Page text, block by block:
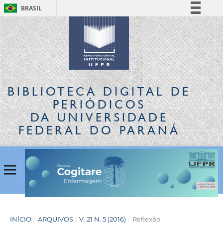
BRASIL
Simplifique!
Comunica BR
Participe
Acesso à informação
Legislação
Canais
BIBLIOTECA DIGITALDE
PERIÓDICOS
DA UNIVERSIDADE
FEDERAL DO PARANÁ
INÍCIO / ARQUIVOS / V. 21 N. 5 (2016) / Reflexão